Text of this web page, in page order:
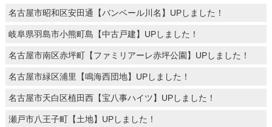
名古屋市昭和区安田通【バンベール川名】UPしました！
岐阜県羽島市小熊町島【中古戸建】UPしました！
名古屋市南区赤坪町【ファミリアーレ赤坪公園】UPしました！
名古屋市緑区浦里【鳴海西団地】UPしました！
名古屋市天白区植田西【宝八事ハイツ】UPしました！
瀬戸市八王子町【土地】UPしました！